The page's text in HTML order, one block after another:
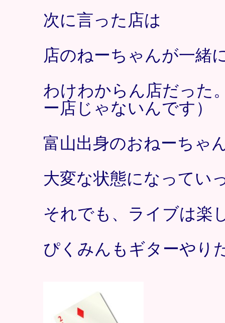
次に言った店は
店のねーちゃんが一緒
わけわからん店だった
ー店じゃないんです）
富山出身のおねーちゃ
大変な状態になってい
それでも、ライブは楽
ぴくみんもギターやり